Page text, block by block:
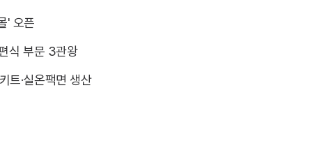
' 오픈
식 부문 3관왕
트·실온팩면 생산